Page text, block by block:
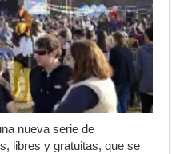
nueva serie de
libres y gratuitas, que se